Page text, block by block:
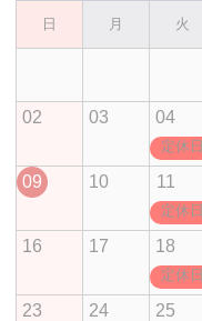
日 月 火
02 03 04
定休日
09 10 11
定休日
16 17 18
定休日
23 24 25